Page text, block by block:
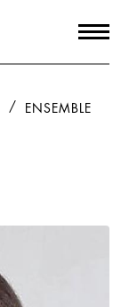
ENSEMBLE